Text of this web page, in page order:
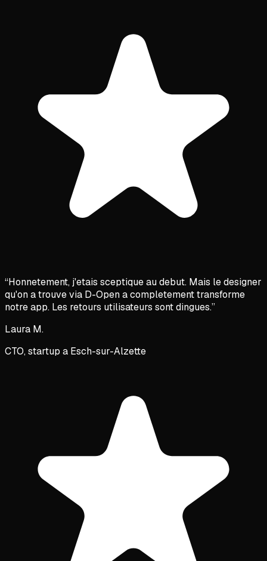
“Honnetement, j'etais sceptique au debut. Mais le designer
qu'on a trouve via D-Open a completement transforme
notre app. Les retours utilisateurs sont dingues.”
Laura M.
CTO, startup a Esch-sur-Alzette